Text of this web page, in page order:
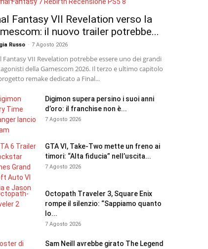
Fantasy VII Revelation verso la
il nuovo trailer potrebbe...
Russo - 7 Agosto 2026
Fantasy VII Revelation potrebbe essere uno dei grandi
della Gamescom 2026. Il terzo e ultimo capitolo
remake dedicato a Final...
Digimon supera persino i suoi anni
d’oro: il franchise non è...
7 Agosto 2026
GTA VI, Take-Two mette un freno ai
timori: “Alta fiducia” nell’uscita...
7 Agosto 2026
Octopath Traveler 3, Square Enix
rompe il silenzio: “Sappiamo quanto
lo...
7 Agosto 2026
Sam Neill avrebbe girato The Legend